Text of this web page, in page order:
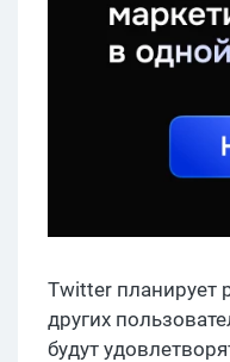
Twitter планирует
других
будут